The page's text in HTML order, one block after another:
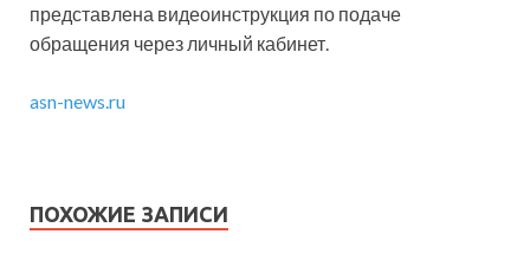
представлена видеоинструкция по подаче
обращения через личный кабинет.
asn-news.ru
ПОХОЖИЕ ЗАПИСИ